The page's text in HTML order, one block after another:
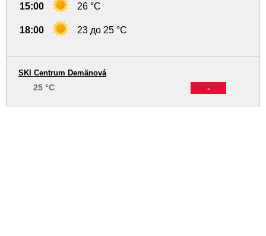
15:00 26 °C
18:00 23 до 25 °C
-
SKI Centrum Demänová
25 °C